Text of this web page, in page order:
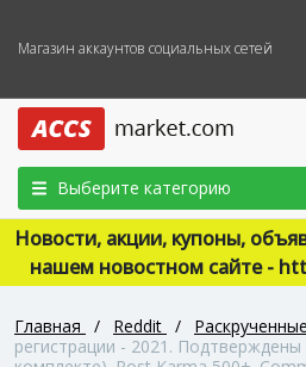
Магазин аккаунтов социальных сетей
Выберите категорию
Новости, акции, купоны,
нашем новостном сайте -
Главная / Reddit / Раскрученные
регистрации - 2021.